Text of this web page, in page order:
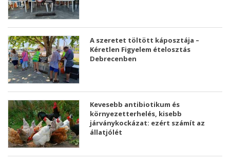
A szeretet töltött káposztája –
Kéretlen Figyelem ételosztás
Debrecenben
Kevesebb antibiotikum és
környezetterhelés, kisebb
járványkockázat: ezért számít az
állatjólét